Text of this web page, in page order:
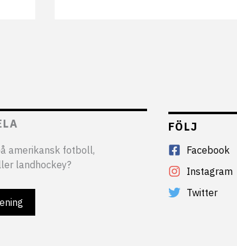
amerikansk fotboll,
landhockey?
FÖLJ
Facebook
Instagram
Twitter